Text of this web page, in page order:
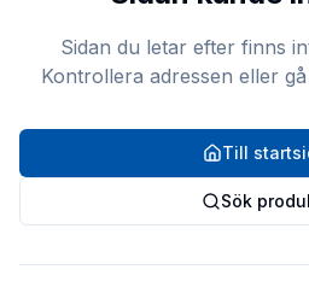
Sidan du letar efter finns
Kontrollera adressen eller
Till
Sök